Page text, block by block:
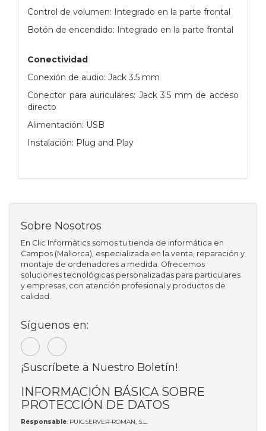
Control de volumen: Integrado en la parte frontal
Botón de encendido: Integrado en la parte frontal
Conectividad
Conexión de audio: Jack 3.5 mm
Conector para auriculares: Jack 3.5 mm de acceso
directo
Alimentación: USB
Instalación: Plug and Play
Sobre Nosotros
En Clic Informàtics somos tu tienda de informática en
Campos (Mallorca), especializada en la venta, reparación y
montaje de ordenadores a medida. Ofrecemos
soluciones tecnológicas personalizadas para particulares
y empresas, con atención profesional y productos de
calidad.
Síguenos en:
¡Suscríbete a Nuestro Boletín!
INFORMACIÓN BÁSICA SOBRE
PROTECCIÓN DE DATOS
Responsable: PUIGSERVER-ROMAN, S.L.